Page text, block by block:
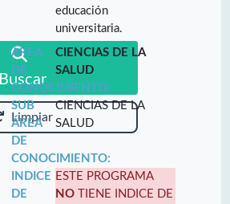
Buscar
Limpiar
educación
universitaria.
ÁREA
DE
CONOCIMIENTO:
CIENCIAS DE LA
SALUD
SUB
ÁREA
DE
CONOCIMIENTO:
CIENCIAS DE LA
SALUD
INDICE
DE
ESTE PROGRAMA
NO TIENE INDICE DE